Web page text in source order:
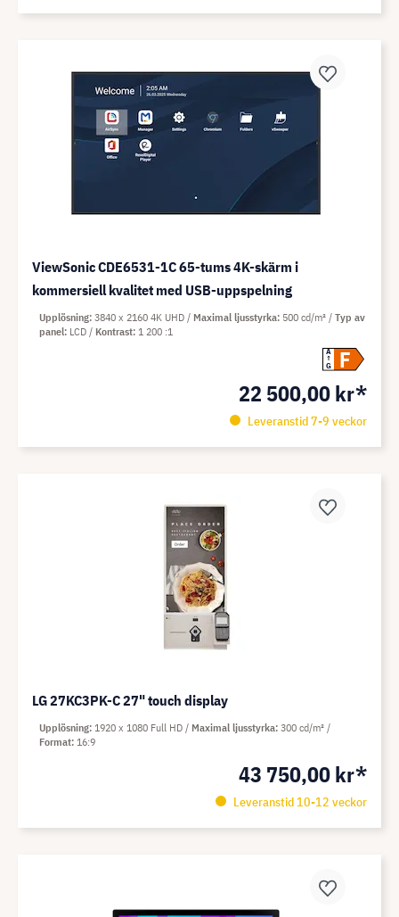
ViewSonic CDE6531-1C 65-tums 4K-skärm i
kommersiell kvalitet med USB-uppspelning
A
G
F
22 500,00 kr*
Leveranstid 7-9 veckor
Upplösning 3840 x 2160 4K UHD Maximal ljusstyrka 500 cd/m²
Typ av
panel LCD Kontrast 1 200 :1
LG 27KC3PK-C 27" touch display
43 750,00 kr*
Leveranstid 10-12 veckor
Upplösning 1920 x 1080 Full HD Maximal ljusstyrka 300 cd/m²
Format 16:9